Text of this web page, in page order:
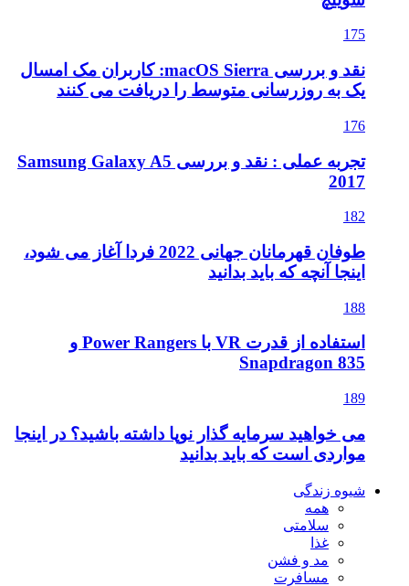
175
نقد و بررسی macOS Sierra: کاربران مک امسال
یک به روزرسانی متوسط را دریافت می کنند
176
تجربه عملی : نقد و بررسی Samsung Galaxy A5
2017
182
طوفان قهرمانان جهانی 2022 فردا آغاز می شود،
اینجا آنچه که باید بدانید
188
استفاده از قدرت VR با Power Rangers و
Snapdragon 835
189
می خواهید سرمایه گذار نوپا داشته باشید؟ در اینجا
مواردی است که باید بدانید
شیوه زندگی
همه
سلامتی
غذا
مد و فشن
مسافرت